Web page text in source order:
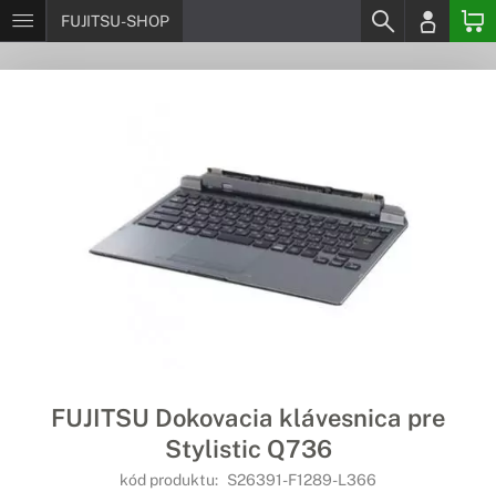
FUJITSU-SHOP
FUJITSU Dokovacia klávesnica pre
Stylistic Q736
kód produktu: S26391-F1289-L366